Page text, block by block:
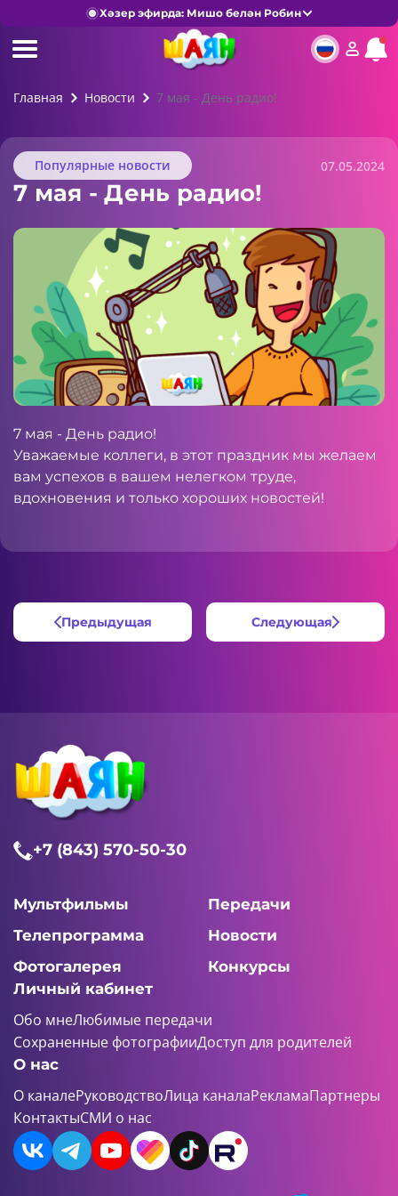
Хәзер эфирда: Мишо белән Робин
Главная Новости 7 мая - День радио!
Популярные новости 07.05.2024
7 мая - День радио!
7 мая - День радио!
Уважаемые коллеги, в этот праздник мы желаем
вам успехов в вашем нелегком труде,
вдохновения и только хороших новостей!
Предыдущая Следующая
+7 (843) 570-50-30
Мультфильмы
Передачи
Телепрограмма
Новости
Фотогалерея
Конкурсы
Личный кабинет
Обо мнеЛюбимые передачи
Сохраненные фотографииДоступ для родителей
О нас
О каналеРуководствоЛица каналаРекламаПартнеры
КонтактыСМИ о нас